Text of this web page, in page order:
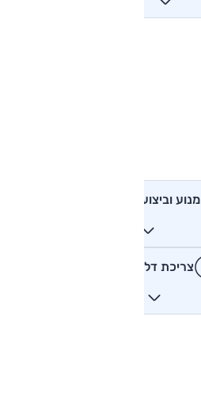
מנוע וביצועים
צריכת דלק